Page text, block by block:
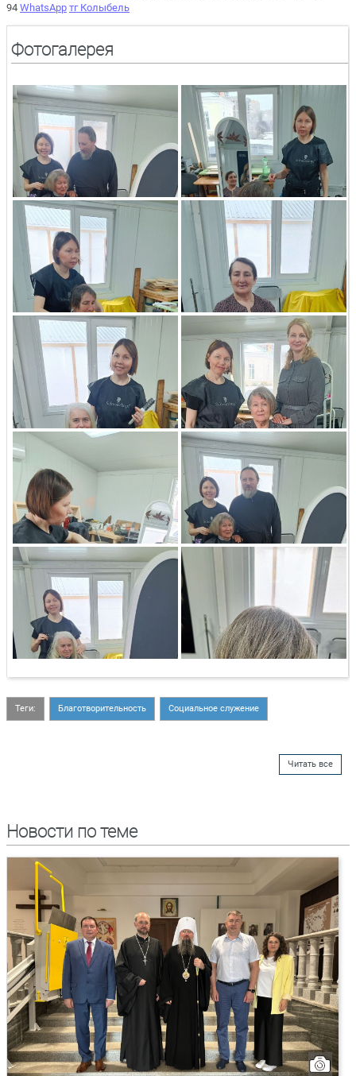
94 WhatsApp тг Колыбель
Фотогалерея
Теги: Благотворительность Социальное служение
Читать все
Новости по теме